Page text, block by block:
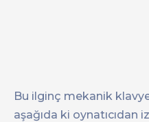
Bu ilginç mekanik
aşağıda ki oynatıcıdan